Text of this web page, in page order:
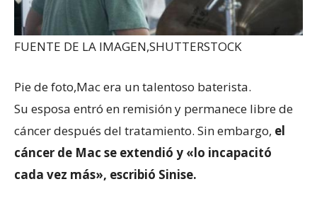
FUENTE DE LA IMAGEN,SHUTTERSTOCK
Pie de foto,Mac era un talentoso baterista.
Su esposa entró en remisión y permanece libre de
cáncer después del tratamiento. Sin embargo, el
cáncer de Mac se extendió y «lo incapacitó
cada vez más», escribió Sinise.